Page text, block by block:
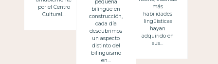
efectiva
por el Centro
Cultural…
pequeña
bilingüe en
construcción,
cada día
descubrimos
un aspecto
distinto del
bilingüismo
en…
más
habilidades
lingüísticas
hayan
adquirido en
sus…